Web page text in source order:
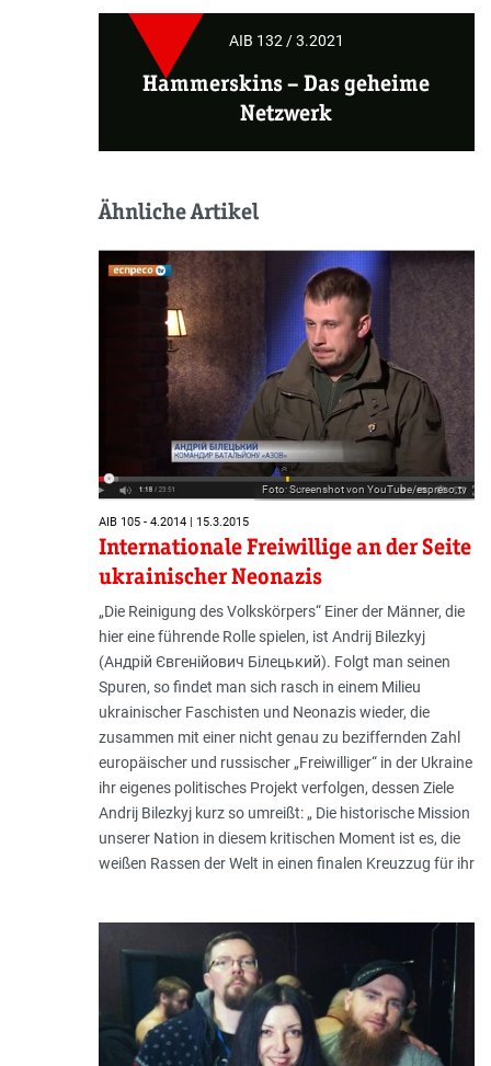
AIB 132 / 3.2021
Hammerskins – Das geheime
Netzwerk
Ähnliche Artikel
Foto: Screenshot von YouTube/espreso.tv
AIB 105 - 4.2014 | 15.3.2015
Internationale Freiwillige an der Seite
ukrainischer Neonazis
„Die Reinigung des Volkskörpers“ Einer der Männer, die
hier eine führende Rolle spielen, ist Andrij Bilezkyj
(Андрій Євгенійович Білецький). Folgt man seinen
Spuren, so findet man sich rasch in einem Milieu
ukrainischer Faschisten und Neonazis wieder, die
zusammen mit einer nicht genau zu beziffernden Zahl
europäischer und russischer „Freiwilliger“ in der Ukraine
ihr eigenes politisches Projekt verfolgen, dessen Ziele
Andrij Bilezkyj kurz so umreißt: „ Die historische Mission
unserer Nation in diesem kritischen Moment ist es, die
weißen Rassen der Welt in einen finalen Kreuzzug für ihr